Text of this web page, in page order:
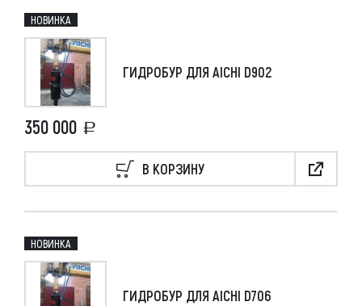
НОВИНКА
ГИДРОБУР ДЛЯ AICHI D902
350 000
В КОРЗИНУ
НОВИНКА
ГИДРОБУР ДЛЯ AICHI D706